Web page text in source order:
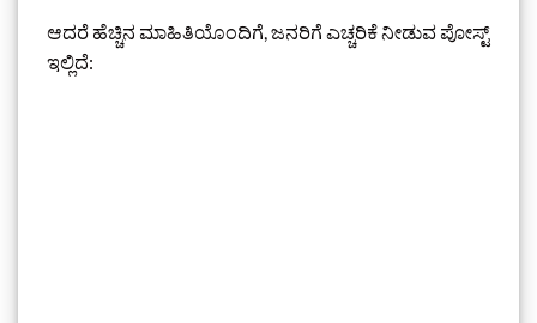
ಆದರೆ ಹೆಚ್ಚಿನ ಮಾಹಿತಿಯೊಂದಿಗೆ, ಜನರಿಗೆ ಎಚ್ಚರಿಕೆ ನೀಡುವ ಪೋಸ್ಟ್
ಇಲ್ಲಿದೆ: